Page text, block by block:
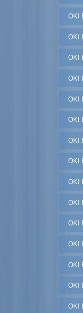
OKI
OKI
OKI
OKI
OKI
OKI
OKI
OKI
OKI
OKI
OKI
OKI
OKI
OKI
OKI